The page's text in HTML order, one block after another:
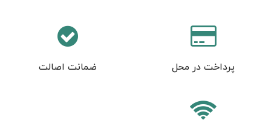
پرداخت در محل ضمانت اصالت